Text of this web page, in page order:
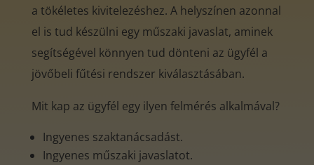
a tökéletes kivitelezéshez. A helyszínen azonnal
el is tud készülni egy műszaki javaslat, aminek
segítségével könnyen tud dönteni az ügyfél a
jövőbeli fűtési rendszer kiválasztásában.
Mit kap az ügyfél egy ilyen felmérés alkalmával?
Ingyenes szaktanácsadást.
Ingyenes műszaki javaslatot.